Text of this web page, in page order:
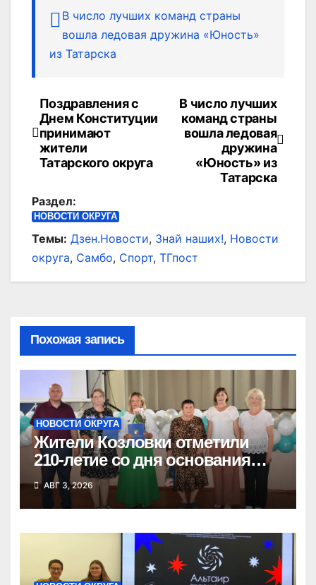
В число лучших команд страны
вошла ледовая дружина «Юность»
из Татарска
Навигация
по
записям
В число лучших
команд страны
вошла ледовая
дружина
«Юность» из
Татарска
Поздравления с
Днем Конституции
принимают
жители
Татарского округа
Раздел:
НОВОСТИ ОКРУГА
Темы: Дзен.Новости, Знай наших!, Новости
округа, Самбо, Спорт, ТГпост
Похожая запись
НОВОСТИ ОКРУГА
Жители Козловки отметили
210-летие со дня основания
села
АВГ 3, 2026